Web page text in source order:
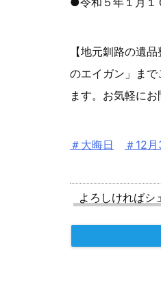
【地元釧路の遺
のエイガン」ま
ます。お気軽に
＃大晦日 ＃12月
よろしければシ